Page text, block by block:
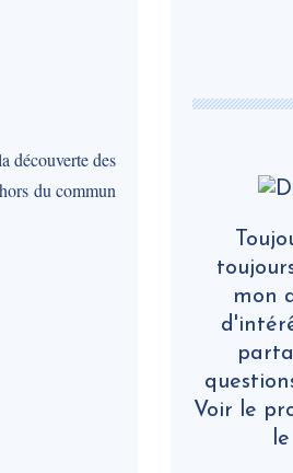
découverte des
du commun
mon
Voir le